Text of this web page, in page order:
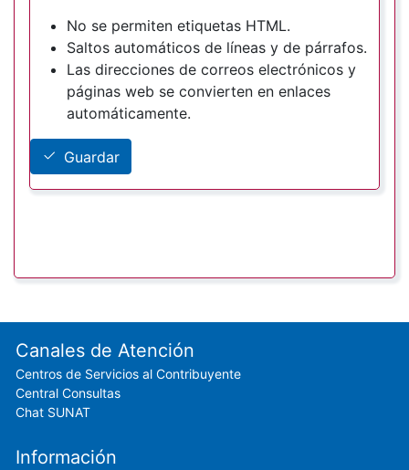
No se permiten etiquetas HTML.
Saltos automáticos de líneas y de párrafos.
Las direcciones de correos electrónicos y
páginas web se convierten en enlaces
automáticamente.
Guardar
Footer menu
Canales de Atención
Centros de Servicios al Contribuyente
Central Consultas
Chat SUNAT
Información